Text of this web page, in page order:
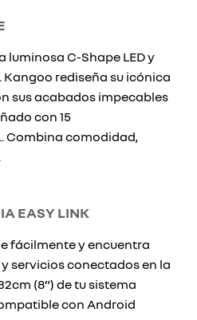
luminosa C-Shape LED y
Kangoo rediseña su icónica
sus acabados impecables
con 15
Combina comodidad,
EASY LINK
fácilmente y encuentra
servicios conectados en la
(8”) de tu sistema
con Android